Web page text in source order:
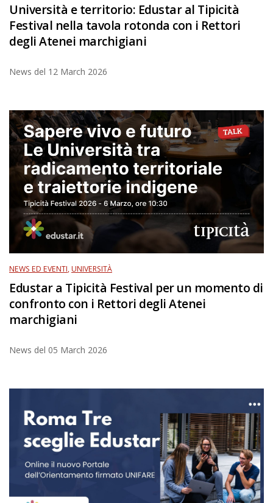
Università e territorio: Edustar al Tipicità
Festival nella tavola rotonda con i Rettori
degli Atenei marchigiani
News del 12 March 2026
NEWS ED EVENTI,UNIVERSITÀ
Edustar a Tipicità Festival per un momento di
confronto con i Rettori degli Atenei
marchigiani
News del 05 March 2026